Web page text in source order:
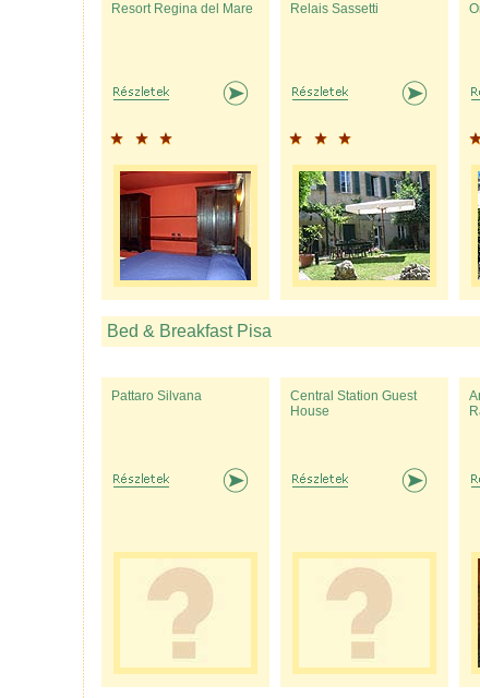
Resort Regina del Mare Relais Sassetti
Bed & Breakfast Pisa
Pattaro Silvana
Central Station Guest
House